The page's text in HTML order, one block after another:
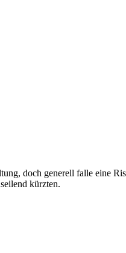
doch generell falle eine
kürzten.